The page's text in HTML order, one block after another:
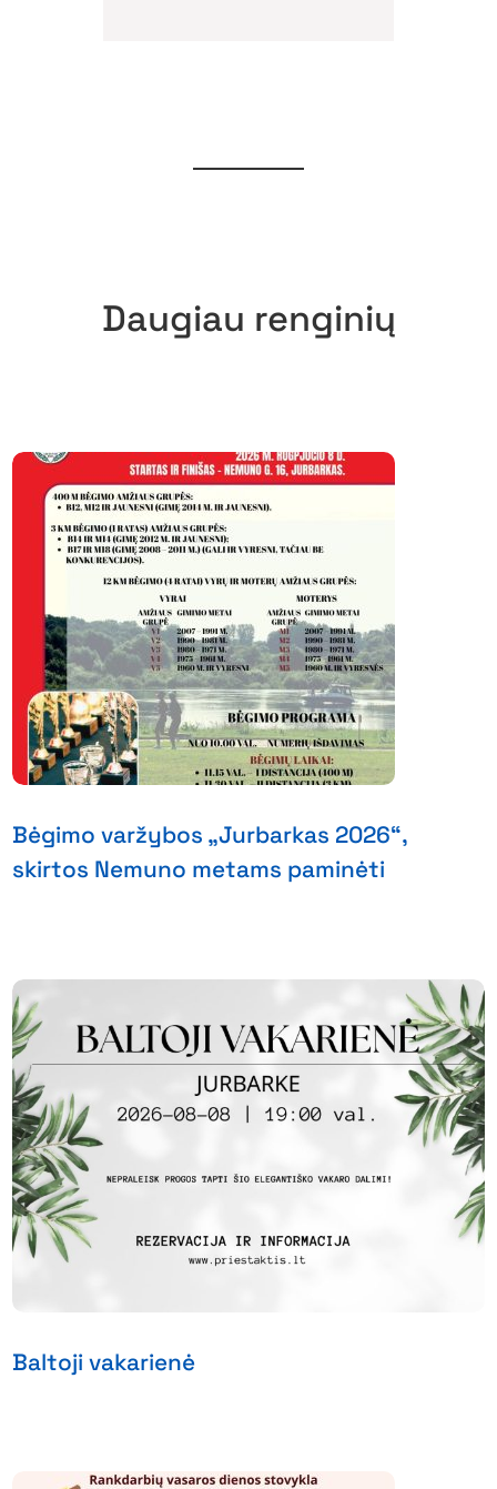
Daugiau renginių
Bėgimo varžybos „Jurbarkas 2026“,
skirtos Nemuno metams paminėti
Baltoji vakarienė